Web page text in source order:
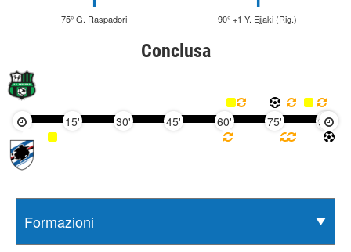
75° G. Raspadori 90° +1 Y. Ejjaki (Rig.)
Conclusa
15' 30' 45' 60' 75' 90'